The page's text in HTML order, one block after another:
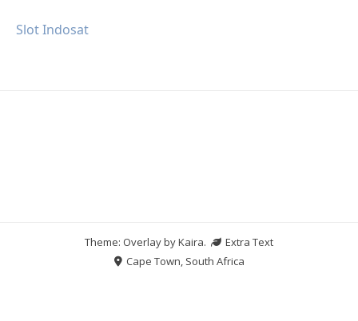
Slot Indosat
Theme: Overlay byKaira.
Extra Text
Cape Town, South Africa